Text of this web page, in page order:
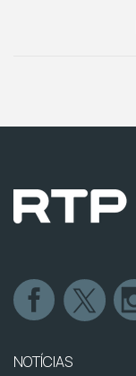
NOTÍCIAS